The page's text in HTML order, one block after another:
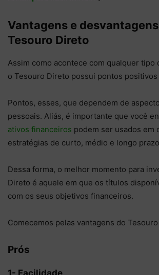
Vantagens e
Tesouro Direto
Assim como acontece com qualquer tipo
o Tesouro Direto possui pontos
Pontos, esses, que dependem de
pessoais. Aliás, é importante que você
ativos financeiros podem ser usados em
estratégias de curto, médio e longo
Dessa forma, o melhor momento para
Direto é aquele em que os títulos
com os seus objetivos financeiros.
Comecemos pelas vantagens do
Prós
1- Facilidade